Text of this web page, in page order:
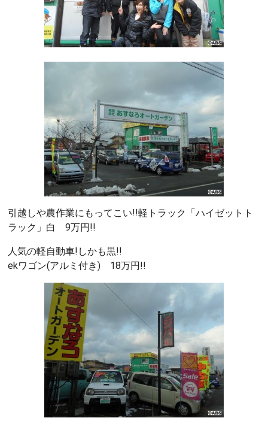
引越しや農作業にもってこい!!軽トラック「ハイゼットト
ラック」白 9万円!!
人気の軽自動車!しかも黒!!
ekワゴン(アルミ付き) 18万円!!